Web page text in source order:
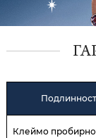
Клеймо